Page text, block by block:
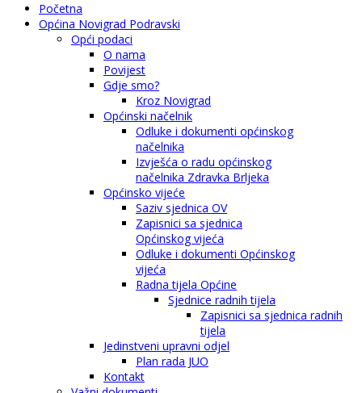
Početna
Općina Novigrad Podravski
Opći podaci
O nama
Povijest
Gdje smo?
Kroz Novigrad
Općinski načelnik
Odluke i dokumenti općinskog
načelnika
Izvješća o radu općinskog
načelnika Zdravka Brljeka
Općinsko vijeće
Saziv sjednica OV
Zapisnici sa sjednica
Općinskog vijeća
Odluke i dokumenti Općinskog
vijeća
Radna tijela Općine
Sjednice radnih tijela
Zapisnici sa sjednica radnih
tijela
Jedinstveni upravni odjel
Plan rada JUO
Kontakt